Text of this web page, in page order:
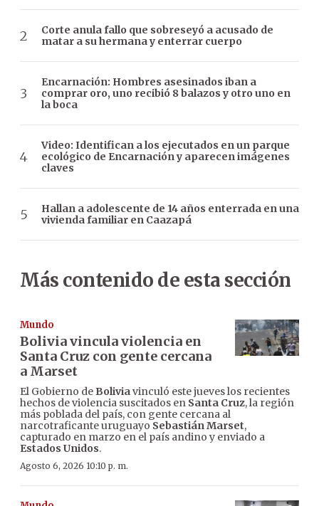
Corte anula fallo que sobreseyó a acusado de
matar a su hermana y enterrar cuerpo
Encarnación: Hombres asesinados iban a
comprar oro, uno recibió 8 balazos y otro uno en
la boca
Video: Identifican a los ejecutados en un parque
ecológico de Encarnación y aparecen imágenes
claves
Hallan a adolescente de 14 años enterrada en una
vivienda familiar en Caazapá
Más contenido de esta sección
Mundo
Bolivia vincula violencia en
Santa Cruz con gente cercana
a Marset
El Gobierno de Boliviavinculó este jueves los recientes
hechos de violencia suscitados en Santa Cruz, la región
más poblada del país, con gente cercana al
narcotraficante uruguayo Sebastián Marset,
capturado en marzo en el país andino y enviado a
Estados Unidos.
Agosto 6, 2026 10:10 p. m.